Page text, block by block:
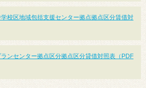
校区地域包括支援センター拠点拠点区分賃借対
ンセンター拠点区分拠点区分貸借対照表（PDF